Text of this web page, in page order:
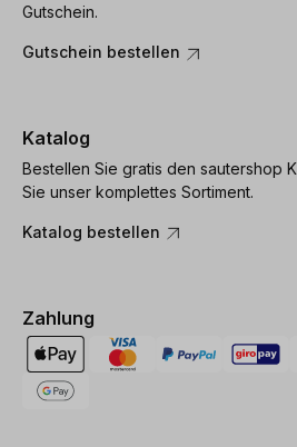
Gutschein.
Gutschein bestellen
Katalog
Bestellen Sie gratis den sautershop
Sie unser komplettes Sortiment.
Katalog bestellen
Zahlung